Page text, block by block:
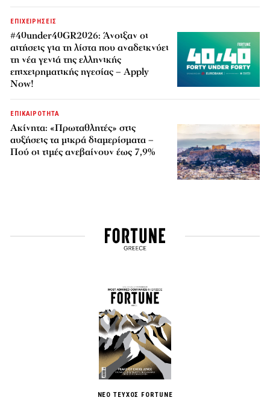
ΕΠΙΧΕΙΡΗΣΕΙΣ
#40under40GR2026: Άνοιξαν οι
αιτήσεις για τη λίστα που αναδεικνύει
τη νέα γενιά της ελληνικής
επιχειρηματικής ηγεσίας – Apply
Now!
ΕΠΙΚΑΙΡΟΤΗΤΑ
Ακίνητα: «Πρωταθλητές» στις
αυξήσεις τα μικρά διαμερίσματα –
Πού οι τιμές ανεβαίνουν έως 7,9%
ΝΕΟ ΤΕΥΧΟΣ FORTUNE